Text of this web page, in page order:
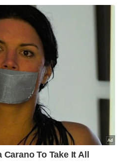
boleh menyertai
kalangan pemain
Liga M4 dan Liga
M3 dan Reserve
adalah untuk
platform kepada
ke liga lebih tinggi,”